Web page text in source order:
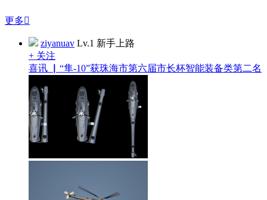
更多
ziyanuav Lv.1 新手上路
+ 关注
喜讯 ▏“隼-10”获珠海市第六届市长杯智能装备类第二名